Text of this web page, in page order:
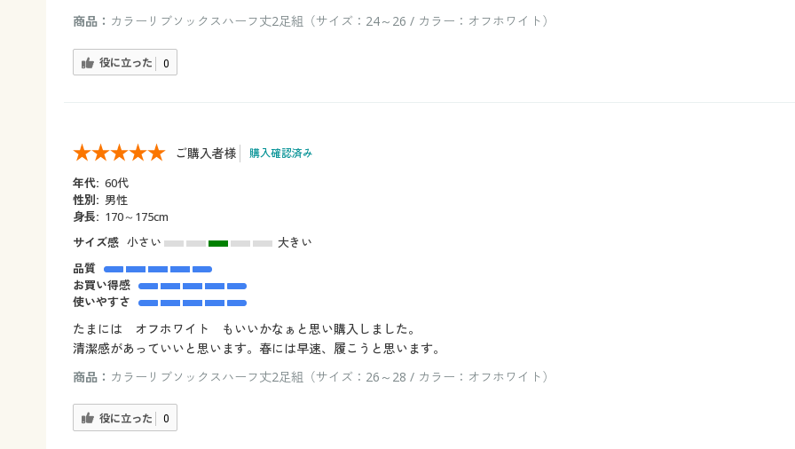
商品： カラーリブソックスハーフ丈2足組（サイズ：24～26 / カラー：オフホワイト）
役に立った 0
ご購入者様 購入確認済み
年代: 60代
性別: 男性
身長: 170～175cm
サイズ感 小さい
大きい
品質
お買い得感
使いやすさ
たまには オフホワイト もいいかなぁと思い購入しました。
清潔感があっていいと思います。春には早速、履こうと思います。
商品： カラーリブソックスハーフ丈2足組（サイズ：26～28 / カラー：オフホワイト）
役に立った 0